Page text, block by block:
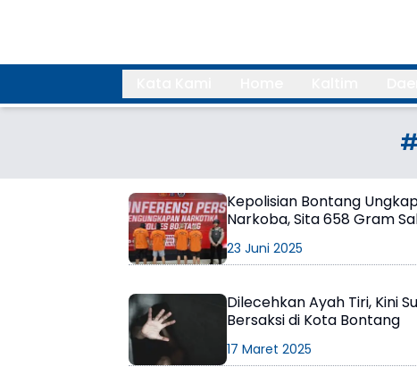
Search
Kepolisian Bontang
Narkoba, Sita 658 Gram
23 Juni 2025
Dilecehkan Ayah Tiri, Kini
Bersaksi di Kota Bontang
17 Maret 2025